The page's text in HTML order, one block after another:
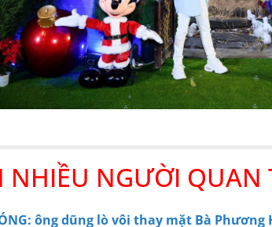
NHIỀU NGƯỜI QUAN
ông dũng lò vôi thay mặt Bà